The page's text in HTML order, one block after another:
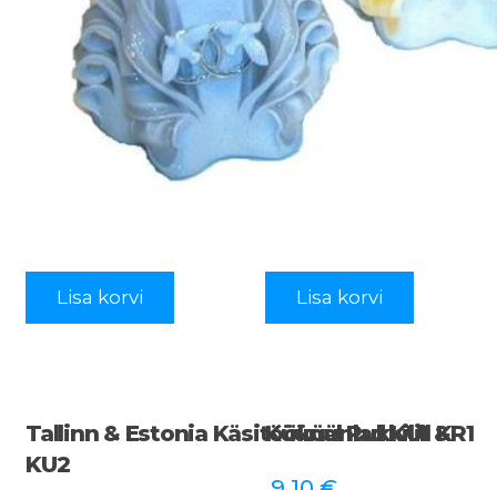
Lisa korvi Lisa korvi
Tallinn & Estonia Käsitööküünlad KU1 &
KU2
Küünal Rukkilill KR1